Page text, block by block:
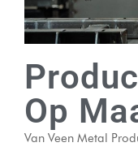
Op
Van Veen Metal